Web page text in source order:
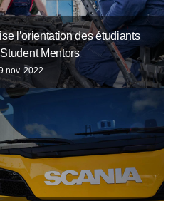
l’orientation des étudiants
Mentors
nov. 2022